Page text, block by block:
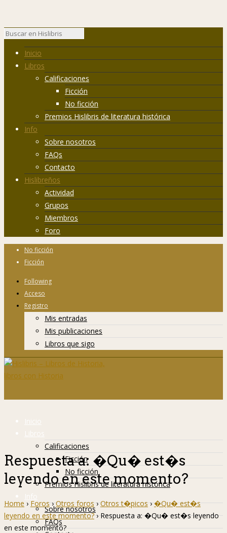
Inicio
Libros
Calificaciones
Ficción
No ficción
Premios Hislibris de literatura histórica
Info
Sobre nosotros
FAQs
Contacto
Hislibreños
Actividad
Grupos
Miembros
Foro
No ficción
Ficción
Following
Acceso
Registro
Mis entradas
Mis publicaciones
Libros que sigo
Inicio
Libros
Calificaciones
Ficción
No ficción
Premios Hislibris de literatura histórica
Info
Sobre nosotros
FAQs
Respuesta a: �Qu� est�s
leyendo en este momento?
Home › Foros › Otros foros › Otros t�picos › �Qu� est�s
leyendo en este momento? › Respuesta a: �Qu� est�s leyendo
en este momento?